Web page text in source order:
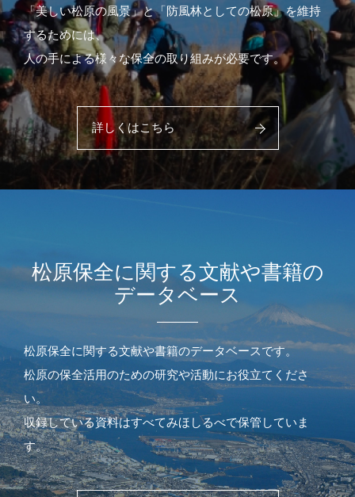
「美しい松原の風景」と「防風林としての松原」を維持
するためには、
人の手による様々な保全の取り組みが必要です。
詳しくはこちら
松原保全に関する文献や書籍の
データベース
松原保全に関する文献や書籍のデータベースです。
松原の保全活用のための研究や活動にお役立てくださ
い。
収録している資料はすべてみほしるべで保管していま
す。